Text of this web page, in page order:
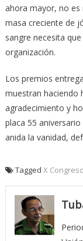
ahora mayor, no es
masa creciente de
sangre necesita
organización.
Los premios
muestran haciendo
agradecimiento y
placa 55
anida la vanidad,
Tagged X